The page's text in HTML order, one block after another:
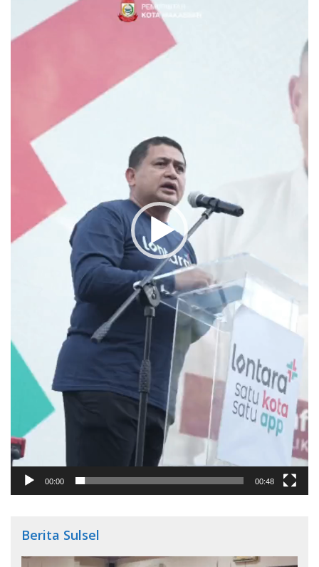
00:00 00:48
Berita Sulsel